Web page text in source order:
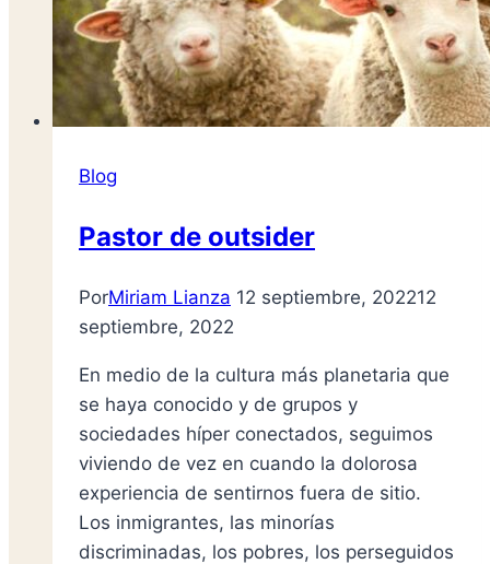
Blog
Pastor de outsider
PorMiriam Lianza 12 septiembre, 202212
septiembre, 2022
En medio de la cultura más planetaria que
se haya conocido y de grupos y
sociedades híper conectados, seguimos
viviendo de vez en cuando la dolorosa
experiencia de sentirnos fuera de sitio.
Los inmigrantes, las minorías
discriminadas, los pobres, los perseguidos